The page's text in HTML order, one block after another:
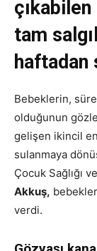
çıkabilen
tam
Bebeklerin,
olduğunun
gelişen ikincil
sulanmaya
Çocuk Sağlığı
Akkuş,
verdi.